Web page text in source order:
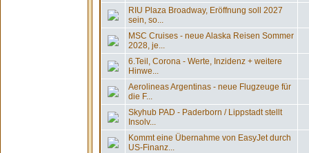
RIU Plaza Broadway, Eröffnung soll 2027
sein, so...
MSC Cruises - neue Alaska Reisen Sommer
2028, je...
6.Teil, Corona - Werte, Inzidenz + weitere
Hinwe...
Aerolineas Argentinas - neue Flugzeuge für
die F...
Skyhub PAD - Paderborn / Lippstadt stellt
Insolv...
Kommt eine Übernahme von EasyJet durch
US-Finanz...